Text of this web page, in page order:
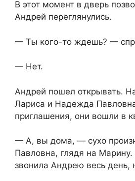
В этот момент в дверь
Андрей переглянулись.
— Ты кого-то ждешь? —
— Нет.
Андрей пошел открывать.
Лариса и Надежда
приглашения, они вошли в
— А, вы дома, — сухо
Павловна, глядя на
звонила Андрею весь день,